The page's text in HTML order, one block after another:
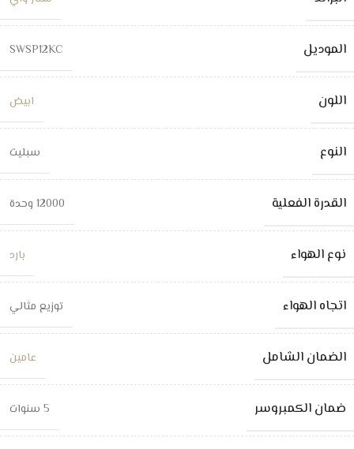
الموديل SWSP12KC
اللون ابيض
النوع سبليت
القدرة الفعلية 12000 وحدة
نوع الهواء بارد
اتجاه الهواء توزيع مثالي
الضمان الشامل عامين
ضمان الكمبروسر 5 سنوات